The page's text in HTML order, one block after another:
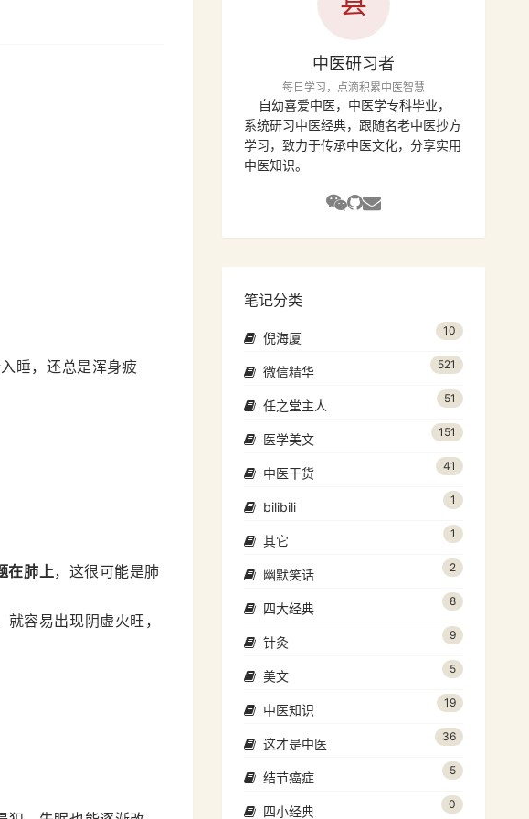
睡，还总是浑身疲
在肺上，这很可能是肺
容易出现阴虚火旺，
中医研习者
每日学习，点滴积累中医智慧
自幼喜爱中医，中医学专科毕业，
系统研习中医经典，跟随名老中医抄方
学习，致力于传承中医文化，分享实用
中医知识。
笔记分类
倪海厦 10
微信精华 521
任之堂主人 51
医学美文 151
中医干货 41
bilibili 1
其它 1
幽默笑话 2
四大经典 8
针灸 9
美文 5
中医知识 19
这才是中医 36
结节癌症 5
四小经典 0